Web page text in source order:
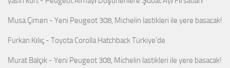
Musa Çimen - Yeni Peugeot 308, Michelin lastikleri ile yere basacak!
Furkan Kılıç - Toyota Corolla Hatchback Türkiye’de
Murat Balçık - Yeni Peugeot 308, Michelin lastikleri ile yere basacak!